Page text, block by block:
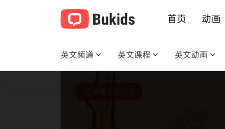
首页 动画
英文频道 英文课程 英文动画